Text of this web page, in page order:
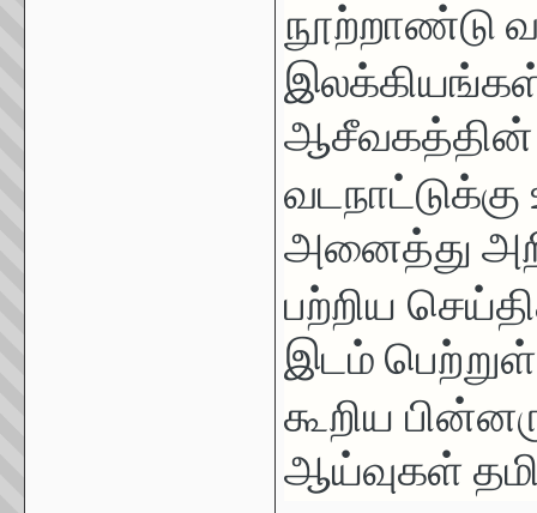
நூற்றாண்டு
வடநாட்டுக்கு
அனைத்து
பற்றிய
இடம்
கூறிய
ஆய்வுகள்